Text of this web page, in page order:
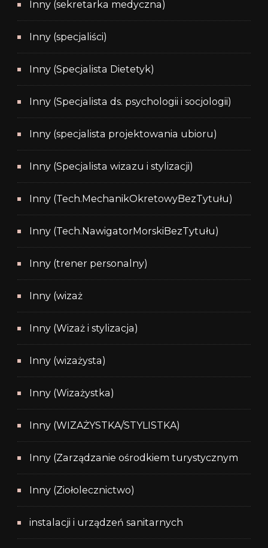
Inny (sekretarka medyczna)
Inny (specjaliści)
Inny (Specjalista Dietetyk)
Inny (Specjalista ds. psychologii i socjologii)
Inny (specjalista projektowania ubioru)
Inny (Specjalista wizazu i stylizacji)
Inny (Tech.MechanikOkretowyBezTytułu)
Inny (Tech.NawigatorMorskiBezTytułu)
Inny (trener personalny)
Inny (wizaż
Inny (Wizaż i stylizacja)
Inny (wizażysta)
Inny (Wizażystka)
Inny (WIZAŻYSTKA/STYLISTKA)
Inny (Zarządzanie ośrodkiem turystycznym
Inny (Ziołolecznictwo)
instalacji i urządzeń sanitarnych